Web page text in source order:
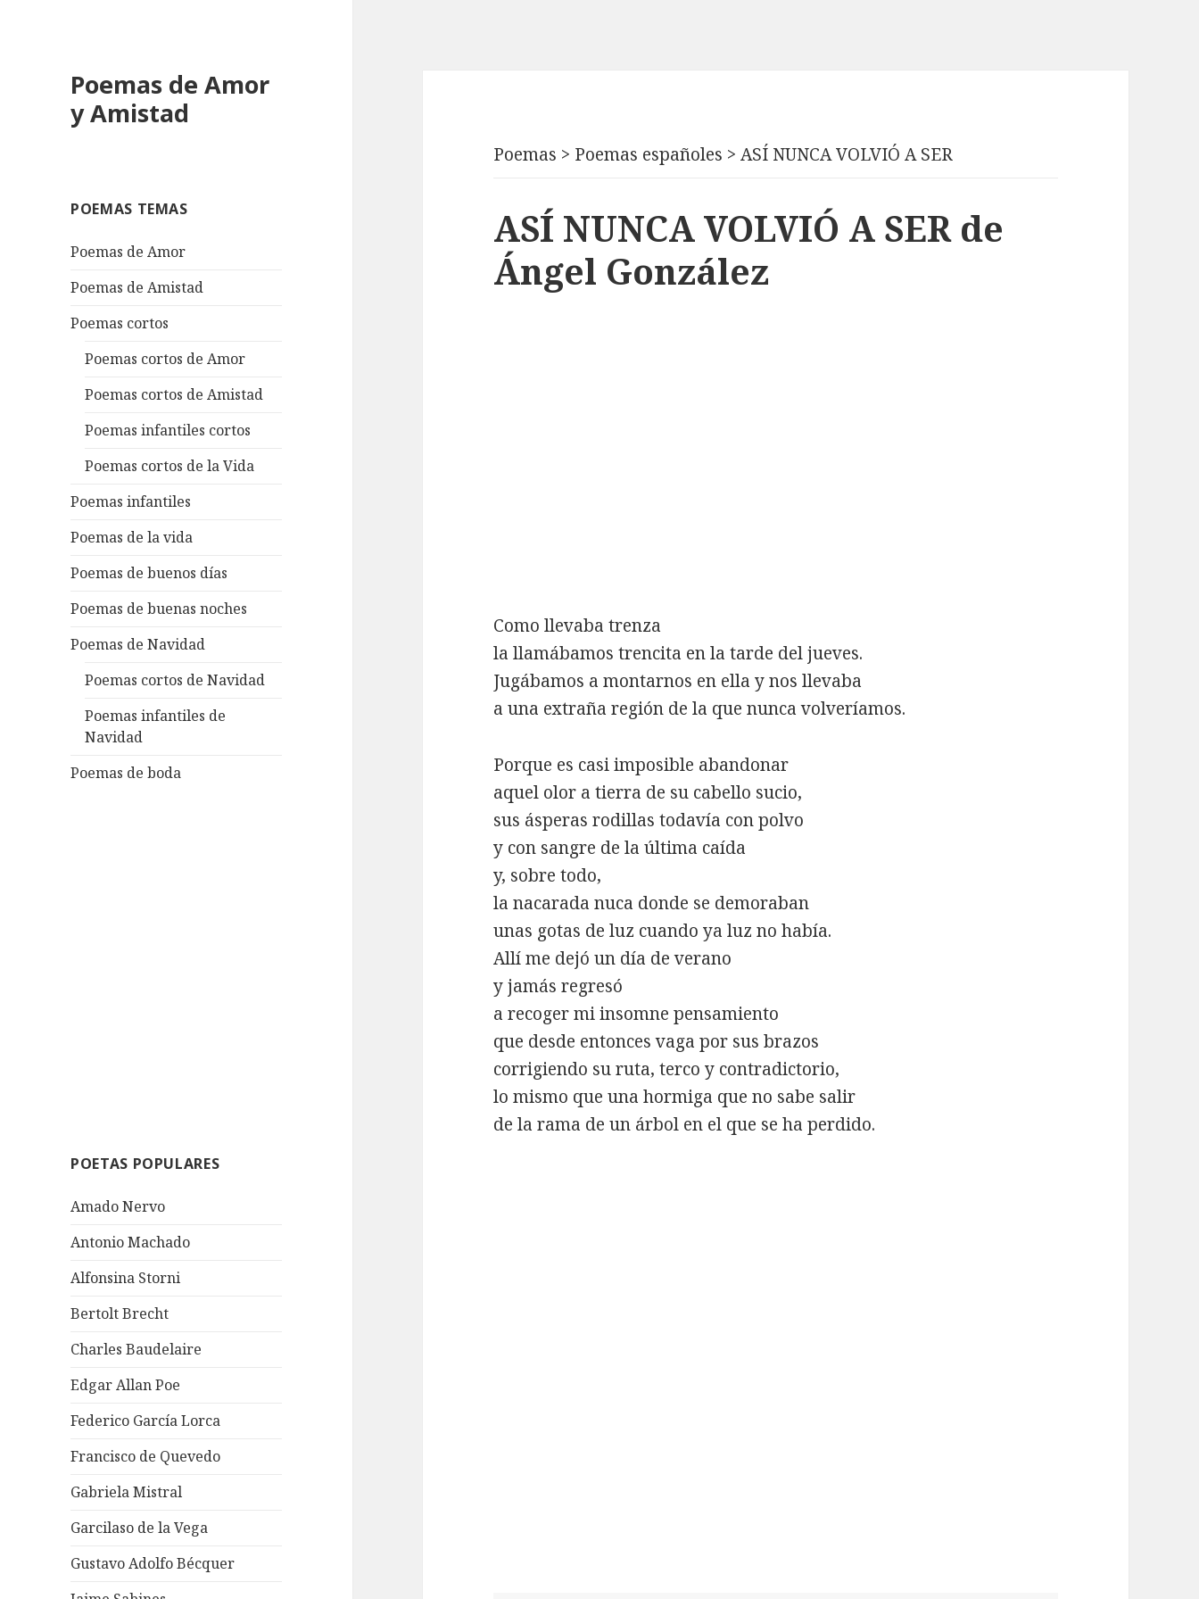
Poemas de Amor
y Amistad
POEMAS TEMAS
Poemas de Amor
Poemas de Amistad
Poemas cortos
Poemas cortos de Amor
Poemas cortos de Amistad
Poemas infantiles cortos
Poemas cortos de la Vida
Poemas infantiles
Poemas de la vida
Poemas de buenos días
Poemas de buenas noches
Poemas de Navidad
Poemas cortos de Navidad
Poemas infantiles de
Navidad
Poemas de boda
POETAS POPULARES
Amado Nervo
Antonio Machado
Alfonsina Storni
Bertolt Brecht
Charles Baudelaire
Edgar Allan Poe
Federico García Lorca
Francisco de Quevedo
Gabriela Mistral
Garcilaso de la Vega
Gustavo Adolfo Bécquer
Poemas > Poemas españoles >ASÍ NUNCA VOLVIÓ A SER
ASÍ NUNCA VOLVIÓ A SER de
Ángel González
Como llevaba trenza
la llamábamos trencita en la tarde del jueves.
Jugábamos a montarnos en ella y nos llevaba
a una extraña región de la que nunca volveríamos.
Porque es casi imposible abandonar
aquel olor a tierra de su cabello sucio,
sus ásperas rodillas todavía con polvo
y con sangre de la última caída
y, sobre todo,
la nacarada nuca donde se demoraban
unas gotas de luz cuando ya luz no había.
Allí me dejó un día de verano
y jamás regresó
a recoger mi insomne pensamiento
que desde entonces vaga por sus brazos
corrigiendo su ruta, terco y contradictorio,
lo mismo que una hormiga que no sabe salir
de la rama de un árbol en el que se ha perdido.